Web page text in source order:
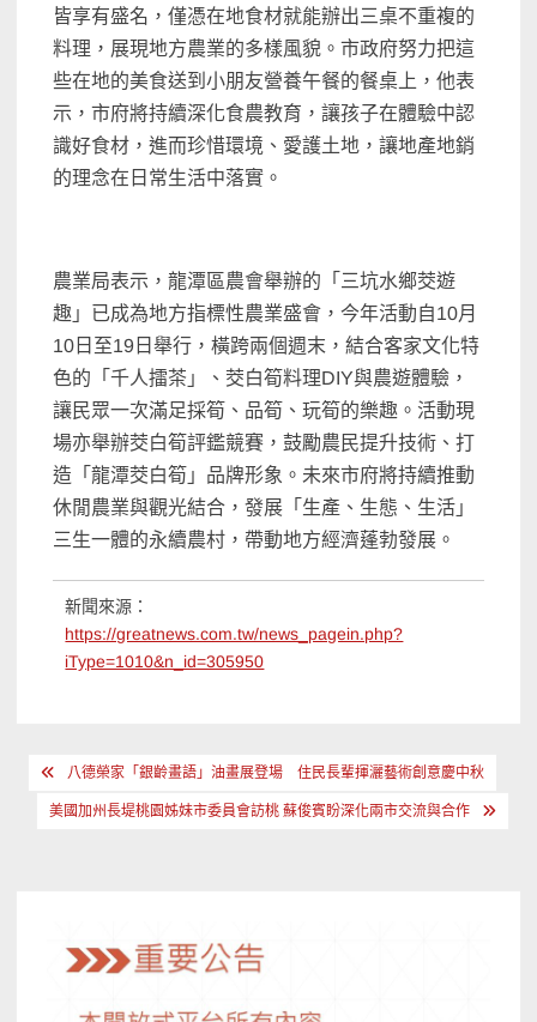
皆享有盛名，僅憑在地食材就能辦出三桌不重複的
料理，展現地方農業的多樣風貌。市政府努力把這
些在地的美食送到小朋友營養午餐的餐桌上，他表
示，市府將持續深化食農教育，讓孩子在體驗中認
識好食材，進而珍惜環境、愛護土地，讓地產地銷
的理念在日常生活中落實。
農業局表示，龍潭區農會舉辦的「三坑水鄉茭遊
趣」已成為地方指標性農業盛會，今年活動自10月
10日至19日舉行，橫跨兩個週末，結合客家文化特
色的「千人擂茶」、茭白筍料理DIY與農遊體驗，
讓民眾一次滿足採筍、品筍、玩筍的樂趣。活動現
場亦舉辦茭白筍評鑑競賽，鼓勵農民提升技術、打
造「龍潭茭白筍」品牌形象。未來市府將持續推動
休閒農業與觀光結合，發展「生產、生態、生活」
三生一體的永續農村，帶動地方經濟蓬勃發展。
新聞來源：
https://greatnews.com.tw/news_pagein.php?
iType=1010&n_id=305950
文
章
八德榮家「銀齡畫語」油畫展登場 住民長輩揮灑藝術創意慶中秋
美國加州長堤桃園姊妹市委員會訪桃 蘇俊賓盼深化兩市交流與合作